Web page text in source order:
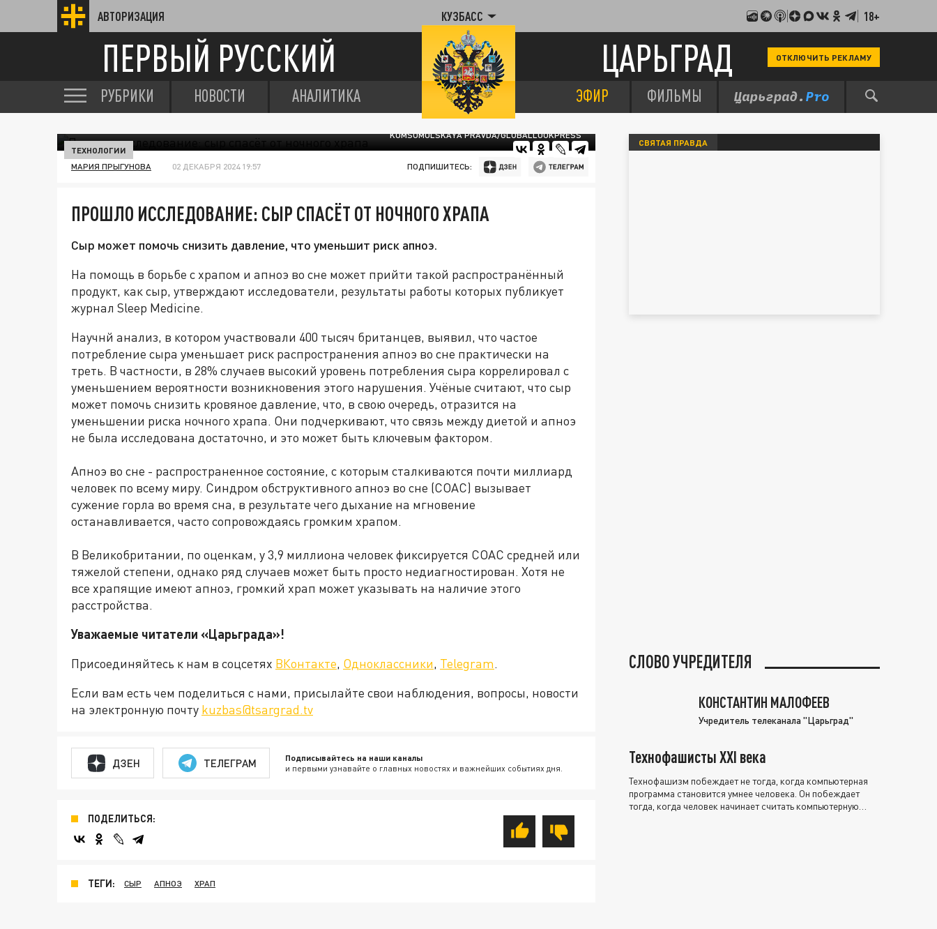
АВТОРИЗАЦИЯ КУЗБАСС 18+
ПЕРВЫЙ РУССКИЙ ЦАРЬГРАД ОТКЛЮЧИТЬ РЕКЛАМУ
РУБРИКИ НОВОСТИ АНАЛИТИКА ЭФИР ФИЛЬМЫ
KOMSOMOLSKAYA PRAVDA/GLOBALLOOKPRESS
ТЕХНОЛОГИИ
МАРИЯ ПРЫГУНОВА 02 ДЕКАБРЯ 2024 19:57 ПОДПИШИТЕСЬ:
ПРОШЛО ИССЛЕДОВАНИЕ: СЫР СПАСЁТ ОТ НОЧНОГО ХРАПА
Сыр может помочь снизить давление, что уменьшит риск апноэ.
На помощь в борьбе с храпом и апноэ во сне может прийти такой распространённый
продукт, как сыр, утверждают исследователи, результаты работы которых публикует
журнал Sleep Medicine.
Научнй анализ, в котором участвовали 400 тысяч британцев, выявил, что частое
потребление сыра уменьшает риск распространения апноэ во сне практически на
треть. В частности, в 28% случаев высокий уровень потребления сыра коррелировал с
уменьшением вероятности возникновения этого нарушения. Учёные считают, что сыр
может помочь снизить кровяное давление, что, в свою очередь, отразится на
уменьшении риска ночного храпа. Они подчеркивают, что связь между диетой и апноэ
не была исследована достаточно, и это может быть ключевым фактором.
Апноэ во сне - распространенное состояние, с которым сталкиваются почти миллиард
человек по всему миру. Синдром обструктивного апноэ во сне (СОАС) вызывает
сужение горла во время сна, в результате чего дыхание на мгновение
останавливается, часто сопровождаясь громким храпом.
В Великобритании, по оценкам, у 3,9 миллиона человек фиксируется СОАС средней или
тяжелой степени, однако ряд случаев может быть просто недиагностирован. Хотя не
все храпящие имеют апноэ, громкий храп может указывать на наличие этого
расстройства.
Уважаемые читатели «Царьграда»!
Присоединяйтесь к нам в соцсетях ВКонтакте, Одноклассники, Telegram.
Если вам есть чем поделиться с нами, присылайте свои наблюдения, вопросы, новости
на электронную почту kuzbas@tsargrad.tv
ДЗЕН ТЕЛЕГРАМ Подписывайтесь на наши каналы
и первыми узнавайте о главных новостях и важнейших событиях дня.
ПОДЕЛИТЬСЯ:
ТЕГИ: СЫР АПНОЭ ХРАП
СВЯТАЯ ПРАВДА
СЛОВО УЧРЕДИТЕЛЯ
КОНСТАНТИН МАЛОФЕЕВ
Учредитель телеканала "Царьград"
Технофашисты XXI века
Технофашизм побеждает не тогда, когда компьютерная
программа становится умнее человека. Он побеждает
тогда, когда человек начинает считать компьютерную